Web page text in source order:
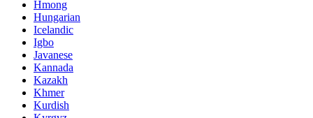
Hmong
Hungarian
Icelandic
Igbo
Javanese
Kannada
Kazakh
Khmer
Kurdish